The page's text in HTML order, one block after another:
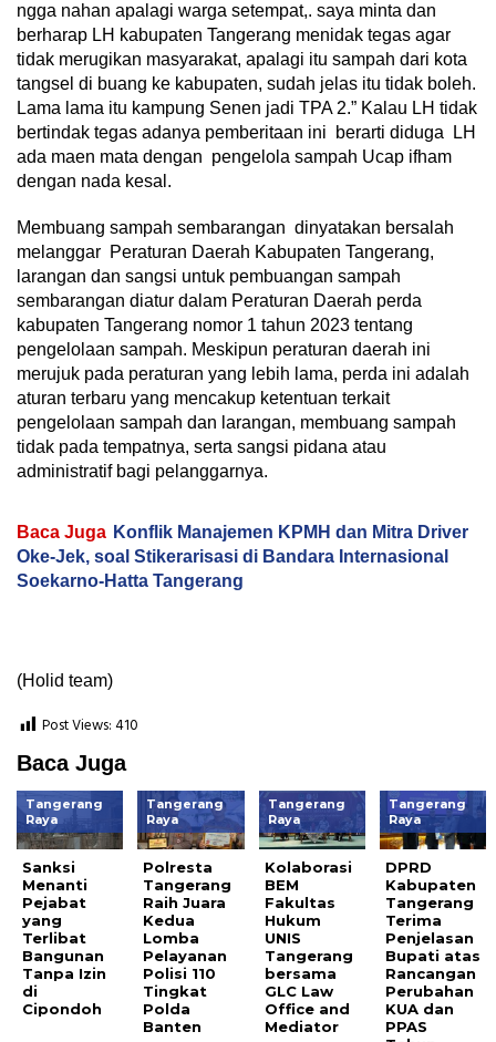
ngga nahan apalagi warga setempat,. saya minta dan
berharap LH kabupaten Tangerang menidak tegas agar
tidak merugikan masyarakat, apalagi itu sampah dari kota
tangsel di buang ke kabupaten, sudah jelas itu tidak boleh.
Lama lama itu kampung Senen jadi TPA 2.” Kalau LH tidak
bertindak tegas adanya pemberitaan ini berarti diduga LH
ada maen mata dengan pengelola sampah Ucap ifham
dengan nada kesal.
Membuang sampah sembarangan dinyatakan bersalah
melanggar Peraturan Daerah Kabupaten Tangerang,
larangan dan sangsi untuk pembuangan sampah
sembarangan diatur dalam Peraturan Daerah perda
kabupaten Tangerang nomor 1 tahun 2023 tentang
pengelolaan sampah. Meskipun peraturan daerah ini
merujuk pada peraturan yang lebih lama, perda ini adalah
aturan terbaru yang mencakup ketentuan terkait
pengelolaan sampah dan larangan, membuang sampah
tidak pada tempatnya, serta sangsi pidana atau
administratif bagi pelanggarnya.
Baca Juga Konflik Manajemen KPMH dan Mitra Driver
Oke-Jek, soal Stikerarisasi di Bandara Internasional
Soekarno-Hatta Tangerang
(Holid team)
Post Views:410
Baca Juga
Tangerang
Raya
Sanksi
Menanti
Pejabat
yang
Terlibat
Bangunan
Tanpa Izin
di
Cipondoh
Tangerang
Raya
Polresta
Tangerang
Raih Juara
Kedua
Lomba
Pelayanan
Polisi 110
Tingkat
Polda
Banten
Tangerang
Raya
Kolaborasi
BEM
Fakultas
Hukum
UNIS
Tangerang
bersama
GLC Law
Office and
Mediator
Tangerang
Raya
DPRD
Kabupaten
Tangerang
Terima
Penjelasan
Bupati atas
Rancangan
Perubahan
KUA dan
PPAS